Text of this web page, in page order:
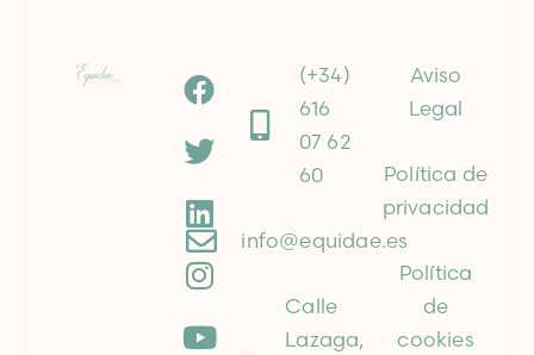
(+34)
616
07 62
60
info@equidae.es
Calle
Lazaga,
Aviso
Legal
Política de
privacidad
Política
de
cookies